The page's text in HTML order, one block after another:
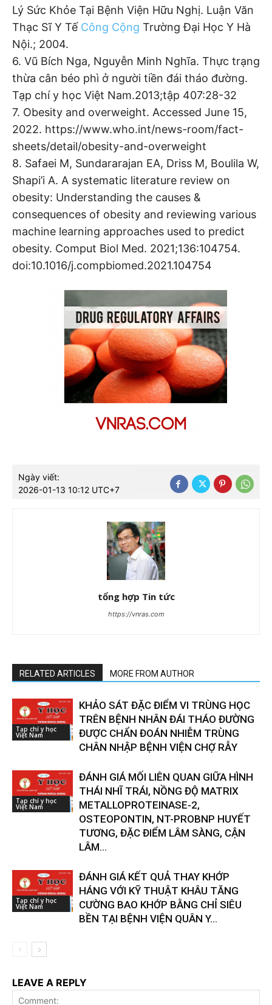
Lý Sức Khỏe Tại Bệnh Viện Hữu Nghị. Luận Văn
Thạc Sĩ Y Tế Công Cộng Trường Đại Học Y Hà
Nội.; 2004.
6. Vũ Bích Nga, Nguyễn Minh Nghĩa. Thực trạng
thừa cân béo phì ở người tiền đái tháo đường.
Tạp chí y học Việt Nam.2013;tập 407:28-32
7. Obesity and overweight. Accessed June 15,
2022. https://www.who.int/news-room/fact-
sheets/detail/obesity-and-overweight
8. Safaei M, Sundararajan EA, Driss M, Boulila W,
Shapi’i A. A systematic literature review on
obesity: Understanding the causes &
consequences of obesity and reviewing various
machine learning approaches used to predict
obesity. Comput Biol Med. 2021;136:104754.
doi:10.1016/j.compbiomed.2021.104754
Ngày viết:
2026-01-13 10:12 UTC+7
tổng hợp Tin tức
https://vnras.com
RELATED ARTICLES MORE FROM AUTHOR
Tạp chí y học
Việt Nam
KHẢO SÁT ĐẶC ĐIỂM VI TRÙNG HỌC
TRÊN BỆNH NHÂN ĐÁI THÁO ĐƯỜNG
ĐƯỢC CHẨN ĐOÁN NHIỄM TRÙNG
CHÂN NHẬP BỆNH VIỆN CHỢ RẪY
Tạp chí y học
Việt Nam
ĐÁNH GIÁ MỐI LIÊN QUAN GIỮA HÌNH
THÁI NHĨ TRÁI, NỒNG ĐỘ MATRIX
METALLOPROTEINASE-2,
OSTEOPONTIN, NT-PROBNP HUYẾT
TƯƠNG, ĐẶC ĐIỂM LÂM SÀNG, CẬN
LÂM...
Tạp chí y học
Việt Nam
ĐÁNH GIÁ KẾT QUẢ THAY KHỚP
HÁNG VỚI KỸ THUẬT KHÂU TĂNG
CƯỜNG BAO KHỚP BẰNG CHỈ SIÊU
BỀN TẠI BỆNH VIỆN QUÂN Y...
LEAVE A REPLY